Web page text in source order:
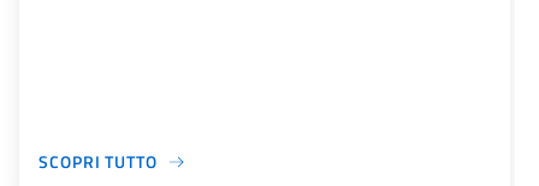
SCOPRI TUTTO